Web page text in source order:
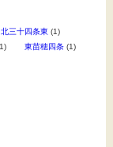
北三十四条東(1)
東苗穂四条(1)